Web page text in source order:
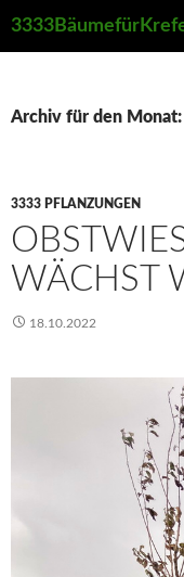
Archiv für den
3333 PFLANZUNGEN
WÄCHST
18.10.2022